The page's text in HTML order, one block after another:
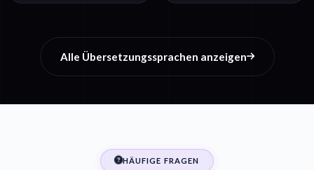
Alle Übersetzungssprachen anzeigen
HÄUFIGE FRAGEN